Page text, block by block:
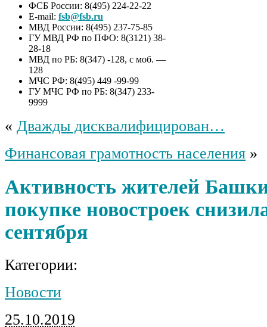
ФСБ России: 8(495) 224-22-22
E-mail: fsb@fsb.ru
МВД России: 8(495) 237-75-85
ГУ МВД РФ по ПФО: 8(3121) 38-
28-18
МВД по РБ: 8(347) -128, с моб. —
128
МЧС РФ: 8(495) 449 -99-99
ГУ МЧС РФ по РБ: 8(347) 233-
9999
« Дважды дисквалифицирован…
Финансовая грамотность населения »
Активность жителей
покупке новостроек
сентября
Категории:
Новости
25.10.2019